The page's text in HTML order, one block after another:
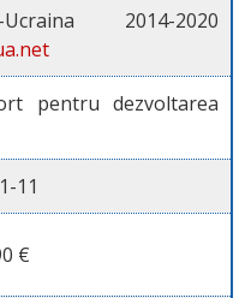
Ucraina 2014-2020
pentru dezvoltarea
11
€